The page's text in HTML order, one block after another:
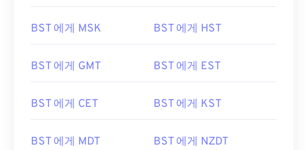
BST 에게 MSK BST 에게 HST
BST 에게 GMT BST 에게 EST
BST 에게 CET BST 에게 KST
BST 에게 MDT BST 에게 NZDT